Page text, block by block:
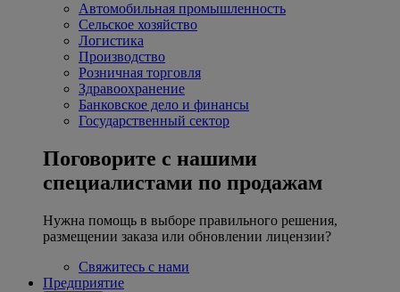
Автомобильная промышленность
Сельское хозяйство
Логистика
Производство
Розничная торговля
Здравоохранение
Банковское дело и финансы
Государственный сектор
Поговорите с нашими
специалистами по продажам
Нужна помощь в выборе правильного решения,
размещении заказа или обновлении лицензии?
Свяжитесь с нами
Предприятие